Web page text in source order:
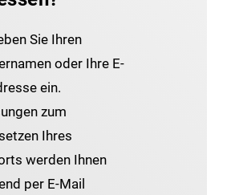
Sie Ihren
oder Ihre E-
ein.
zum
Ihres
werden Ihnen
per E-Mail